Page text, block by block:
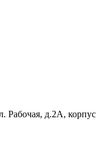
Рабочая, д.2А, корпус